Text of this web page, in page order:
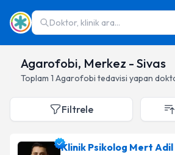
Doktor, klinik ara...
Agarofobi, Merkez - Sivas
Toplam 1 Agarofobi tedavisi yapan
Filtrele
Klinik Psikolog Mert Adil